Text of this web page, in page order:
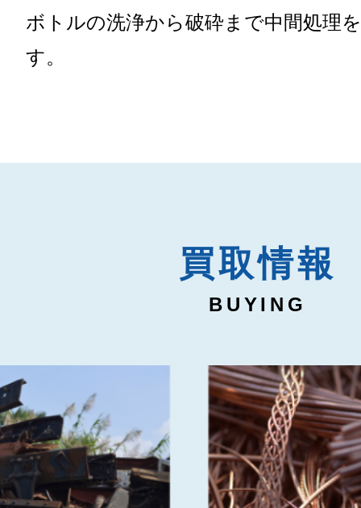
ボトルの洗浄から破砕まで中間処理
す。
買取情報
BUYING